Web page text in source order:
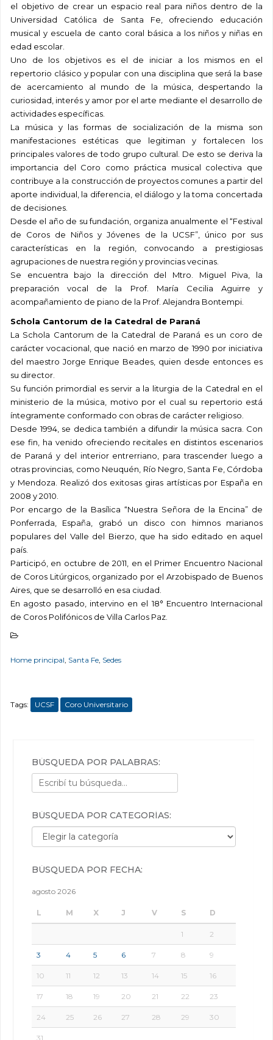
el objetivo de crear un espacio real para niños dentro de la
Universidad Católica de Santa Fe, ofreciendo educación
musical y escuela de canto coral básica a los niños y niñas en
edad escolar.
Uno de los objetivos es el de iniciar a los mismos en el
repertorio clásico y popular con una disciplina que será la base
de acercamiento al mundo de la música, despertando la
curiosidad, interés y amor por el arte mediante el desarrollo de
actividades específicas.
La música y las formas de socialización de la misma son
manifestaciones estéticas que legitiman y fortalecen los
principales valores de todo grupo cultural. De esto se deriva la
importancia del Coro como práctica musical colectiva que
contribuye a la construcción de proyectos comunes a partir del
aporte individual, la diferencia, el diálogo y la toma concertada
de decisiones.
Desde el año de su fundación, organiza anualmente el “Festival
de Coros de Niños y Jóvenes de la UCSF”, único por sus
características en la región, convocando a prestigiosas
agrupaciones de nuestra región y provincias vecinas.
Se encuentra bajo la dirección del Mtro. Miguel Piva, la
preparación vocal de la Prof. María Cecilia Aguirre y
acompañamiento de piano de la Prof. Alejandra Bontempi.
Schola Cantorum de la Catedral de Paraná
La Schola Cantorum de la Catedral de Paraná es un coro de
carácter vocacional, que nació en marzo de 1990 por iniciativa
del maestro Jorge Enrique Beades, quien desde entonces es
su director.
Su función primordial es servir a la liturgia de la Catedral en el
ministerio de la música, motivo por el cual su repertorio está
íntegramente conformado con obras de carácter religioso.
Desde 1994, se dedica también a difundir la música sacra. Con
ese fin, ha venido ofreciendo recitales en distintos escenarios
de Paraná y del interior entrerriano, para trascender luego a
otras provincias, como Neuquén, Río Negro, Santa Fe, Córdoba
y Mendoza. Realizó dos exitosas giras artísticas por España en
2008 y 2010.
Por encargo de la Basílica “Nuestra Señora de la Encina” de
Ponferrada, España, grabó un disco con himnos marianos
populares del Valle del Bierzo, que ha sido editado en aquel
país.
Participó, en octubre de 2011, en el Primer Encuentro Nacional
de Coros Litúrgicos, organizado por el Arzobispado de Buenos
Aires, que se desarrolló en esa ciudad.
En agosto pasado, intervino en el 18° Encuentro Internacional
de Coros Polifónicos de Villa Carlos Paz.
Home principal, Santa Fe, Sedes
Tags: UCSF Coro Universitario
BÚSQUEDA POR PALABRAS:
BÚSQUEDA POR CATEGORÍAS:
Búsqueda por categorías:
BÚSQUEDA POR FECHA:
agosto 2026
L M X J V S D
1 2
3 4 5 6 7 8 9
10 11 12 13 14 15 16
17 18 19 20 21 22 23
24 25 26 27 28 29 30
31